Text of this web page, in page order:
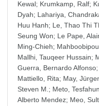
Kewal; Krumkamp, Ralf;
Dyah; Lahariya,
Huu Hanh; Le, Thao Thi
Seung Won; Le Pape,
Ming-Chieh;
Mallhi, Tauqeer Hussain;
Guerra, Bernardo Alfonso;
Mattiello, Rita; May,
Steven M. ; Meto,
Alberto Mendez; Meo,